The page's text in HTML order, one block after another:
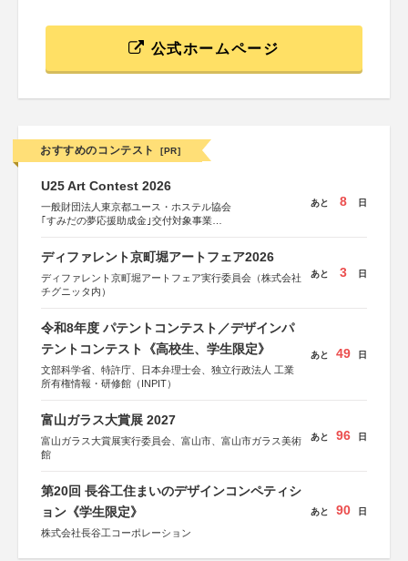
公式ホームページ
おすすめのコンテスト [PR]
U25 Art Contest 2026
一般財団法人東京都ユース・ホステル協会
｢すみだの夢応援助成金｣交付対象事業
あと 8 日
ディファレント京町堀アートフェア2026
ディファレント京町堀アートフェア実行委員会（株式会社
チグニッタ内）
あと 3 日
令和8年度 パテントコンテスト／デザインパ
テントコンテスト《高校生、学生限定》
文部科学省、特許庁、日本弁理士会、独立行政法人 工業
所有権情報・研修館（INPIT）
あと 49 日
富山ガラス大賞展 2027
富山ガラス大賞展実行委員会、富山市、富山市ガラス美術
館
あと 96 日
第20回 長谷工住まいのデザインコンペティシ
ョン《学生限定》
株式会社長谷工コーポレーション
あと 90 日